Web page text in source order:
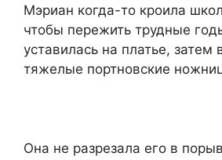
Мэриан когда-то кроила
чтобы пережить трудные
уставилась на платье, затем
тяжелые портновские
Она не разрезала его в